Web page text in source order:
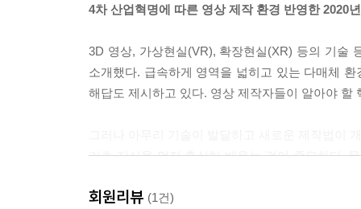
프로그램 유형과 평가
프로그램의 질을 보는 관점
프로그램 기획서 작성
드라마 기획서의 주요 항목
4차 산업혁명에 따른 영상 제작 환경 반영한 2020
3D 영상, 가상현실(VR), 확장현실(XR) 등의 기술
소개했다. 급속하게 영역을 넓히고 있는 다매체
해답도 제시하고 있다. 영상 제작자들이 알아야
기초 지식을 먼저 충실히 배우는 것이 중요하다.
회원리뷰 (1건)